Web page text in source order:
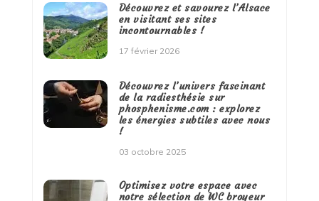
Découvrez et savourez l’Alsace
en visitant ses sites
incontournables !
17 février 2026
Découvrez l’univers fascinant
de la radiesthésie sur
phosphenisme.com : explorez
les énergies subtiles avec nous
!
03 octobre 2025
Optimisez votre espace avec
notre sélection de WC broyeur